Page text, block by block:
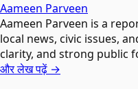
Aameen Parveen
Aameen Parveen is a
local news, civic issues,
clarity, and strong public
और लेख पढ़ें →